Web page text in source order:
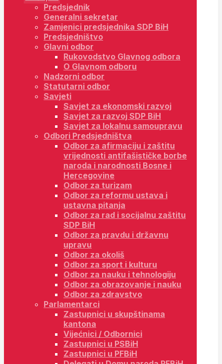
Predsjednik
Generalni sekretar
Zamjenici predsjednika SDP BiH
Predsjedništvo
Glavni odbor
Rukovodstvo Glavnog odbora
O Glavnom odboru
Nadzorni odbor
Statutarni odbor
Savjeti
Savjet za ekonomski razvoj
Savjet za razvoj SDP BiH
Savjet za lokalnu samoupravu
Odbori Predsjedništva
Odbor za afirmaciju i zaštitu
vrijednosti antifašističke borbe
naroda i narodnosti Bosne i
Hercegovine
Odbor za turizam
Odbor za reformu ustava i
ustavna pitanja
Odbor za rad i socijalnu zaštitu
SDP BiH
Odbor za pravdu i državnu
upravu
Odbor za okoliš
Odbor za sport i kulturu
Odbor za nauku i tehnologiju
Odbor za obrazovanje i nauku
Odbor za zdravstvo
Parlamentarci
Zastupnici u skupštinama
kantona
Vijećnici / Odbornici
Zastupnici u PSBiH
Zastupnici u PFBiH